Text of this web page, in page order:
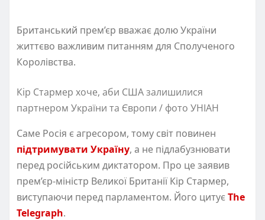
Британський прем’єр вважає долю України
життєво важливим питанням для Сполученого
Королівства.
Кір Стармер хоче, аби США залишилися
партнером України та Європи / фото УНІАН
Саме Росія є агресором, тому світ повинен
підтримувати Україну, а не підлабузнювати
перед російським диктатором. Про це заявив
прем’єр-міністр Великої Британії Кір Стармер,
виступаючи перед парламентом. Його цитує The
Telegraph.